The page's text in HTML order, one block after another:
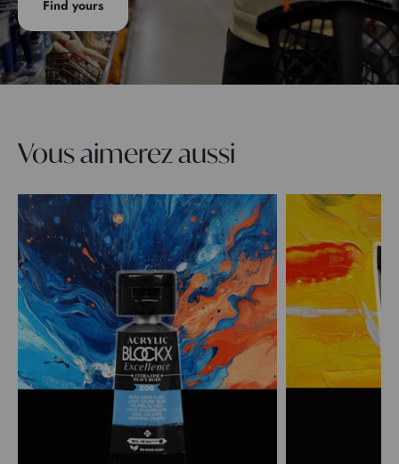
Find yours
Vous aimerez aussi